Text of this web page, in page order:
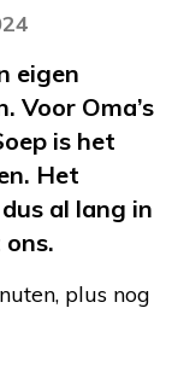
eigen
Voor Oma’s
is het
Het
al lang in
plus nog